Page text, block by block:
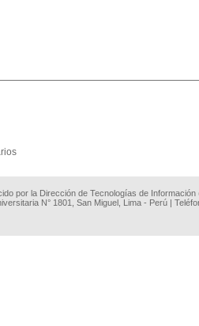
por la Dirección de Tecnologías de
N° 1801, San Miguel, Lima - Perú |